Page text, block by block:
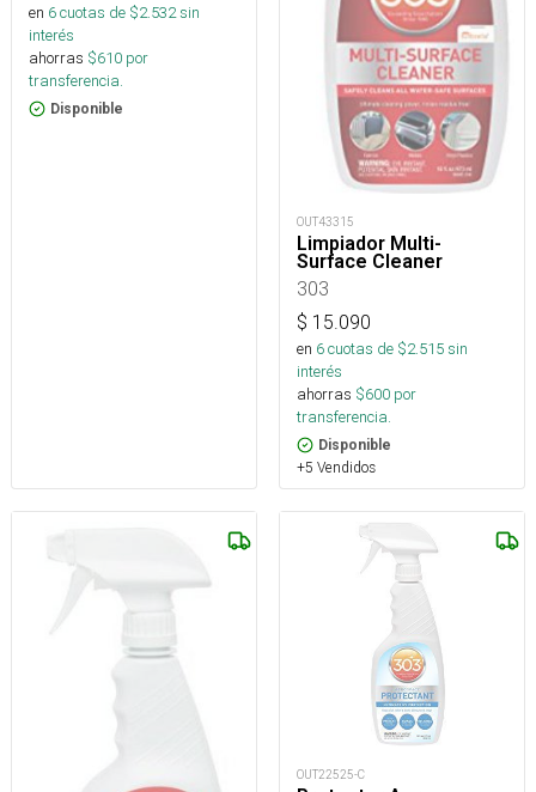
en 6cuotas de $2.532sin
interés
ahorras $610 por
transferencia.
Disponible
OUT43315
Limpiador Multi-
Surface Cleaner
303
$ 15.090
en 6cuotas de $2.515sin
interés
ahorras $600 por
transferencia.
Disponible
+5 Vendidos
OUT22525-C